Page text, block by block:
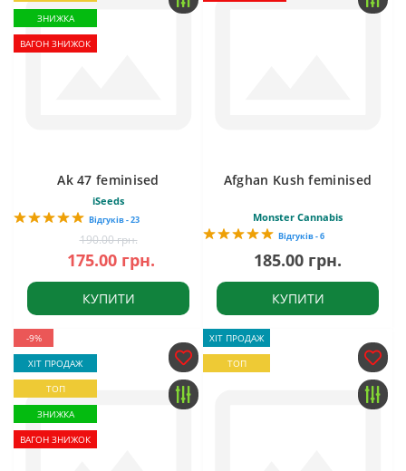
ЗНИЖКА
ВАГОН ЗНИЖОК
Ak 47 feminised
iSeeds
Відгуків - 23
190.00 грн.
175.00 грн.
КУПИТИ
Afghan Kush feminised
Monster Cannabis
Відгуків - 6
185.00 грн.
КУПИТИ
-9%
ХІТ ПРОДАЖ
ТОП
ЗНИЖКА
ВАГОН ЗНИЖОК
ХІТ ПРОДАЖ
ТОП